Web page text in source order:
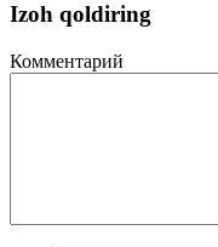
Izoh qoldiring
Комментарий